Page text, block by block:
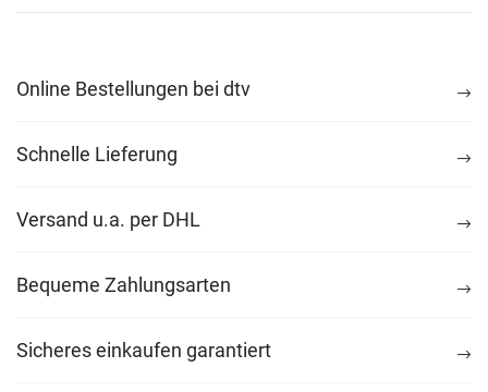
Online Bestellungen bei dtv
Schnelle Lieferung
Versand u.a. per DHL
Bequeme Zahlungsarten
Sicheres einkaufen garantiert